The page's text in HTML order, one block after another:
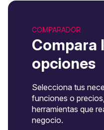
COMPARADOR
Compara
opciones
Selecciona tus
funciones o
herramientas que
negocio.